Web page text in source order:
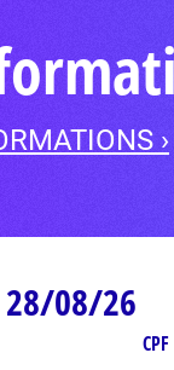
›
08/26
CPF